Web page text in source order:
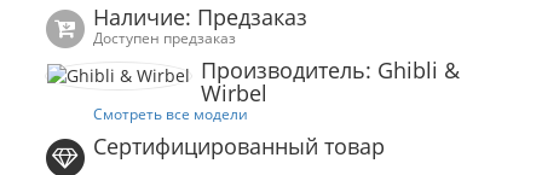
Наличие: Предзаказ
Доступен предзаказ
Производитель: Ghibli &
Wirbel
Смотреть все модели
Сертифицированный товар